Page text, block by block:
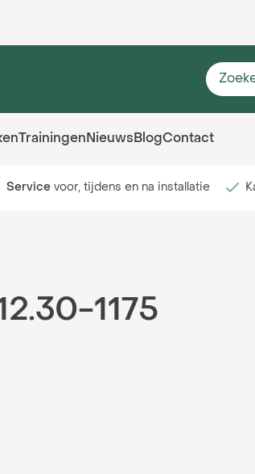
Trainingen Nieuws BlogContact
Service voor, tijdens en na installatie
1175